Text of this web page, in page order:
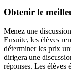
Obtenir le
Menez une
Ensuite, les élèves
déterminer les prix
dirigera une
réponses. Les élèves